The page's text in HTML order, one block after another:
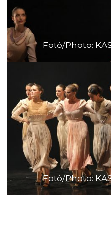
Fotó/Photo:
Fotó/Photo: